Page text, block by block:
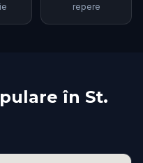
repere
în St.